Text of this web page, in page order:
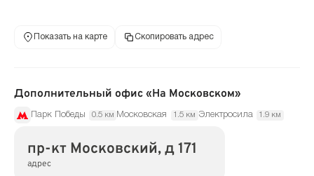
Показать на карте Скопировать адрес
Дополнительный офис «На Московском»
Парк Победы 0.5 км Московская 1.5 км Электросила 1.9 км
пр-кт Московский, д 171
адрес